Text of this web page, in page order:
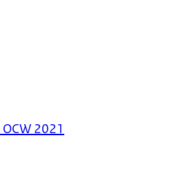
2021